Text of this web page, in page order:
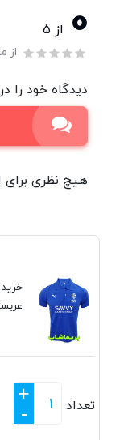
0 از ۵
از
دیدگاه خود را
هیچ نظری برای
تعداد
+
-